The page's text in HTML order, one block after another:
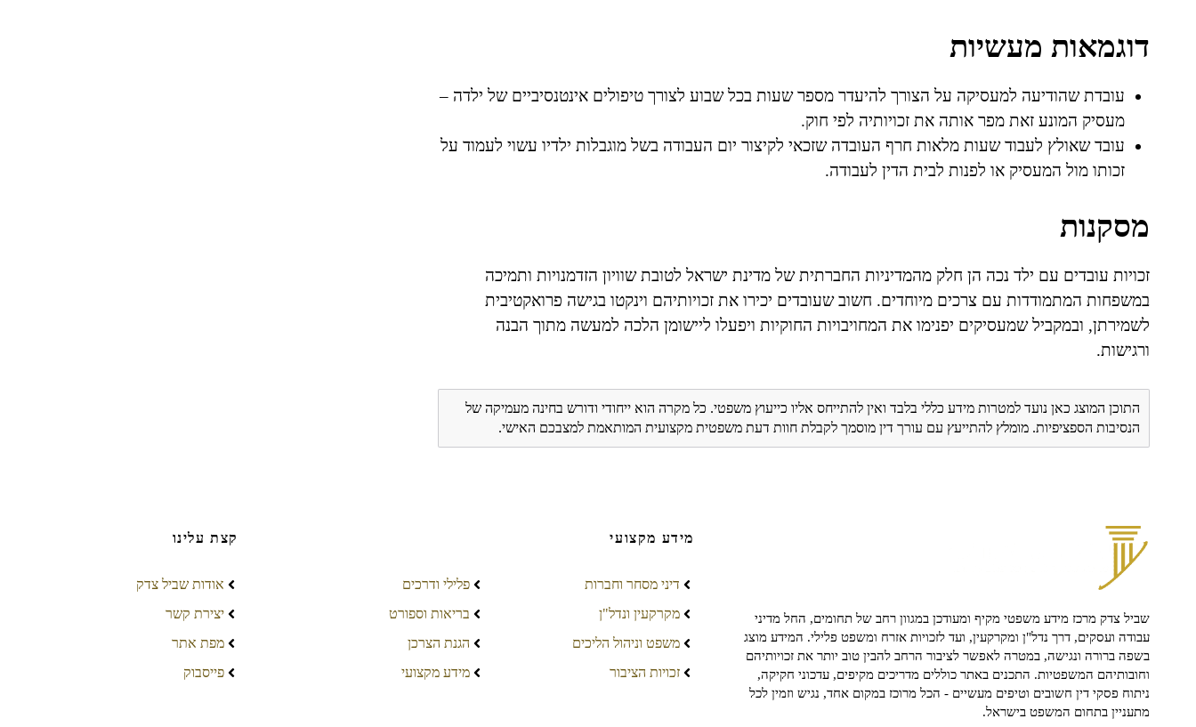
דוגמאות מעשיות
עובדת שהודיעה למעסיקה על הצורך להיעדר מספר שעות בכל שבוע לצורך טיפולים אינטנסיביים של ילדה –
מעסיק המונע זאת מפר אותה את זכויותיה לפי חוק.
עובד שאולץ לעבוד שעות מלאות חרף העובדה שזכאי לקיצור יום העבודה בשל מוגבלות ילדיו עשוי לעמוד על
זכותו מול המעסיק או לפנות לבית הדין לעבודה.
מסקנות
זכויות עובדים עם ילד נכה הן חלק מהמדיניות החברתית של מדינת ישראל לטובת שוויון הזדמנויות ותמיכה
במשפחות המתמודדות עם צרכים מיוחדים. חשוב שעובדים יכירו את זכויותיהם וינקטו בגישה פרואקטיבית
לשמירתן, ובמקביל שמעסיקים יפנימו את המחויבויות החוקיות ויפעלו ליישומן הלכה למעשה מתוך הבנה
ורגישות.
התוכן המוצג כאן נועד למטרות מידע כללי בלבד ואין להתייחס אליו כייעוץ משפטי. כל מקרה הוא ייחודי ודורש בחינה מעמיקה של
הנסיבות הספציפיות. מומלץ להתייעץ עם עורך דין מוסמך לקבלת חוות דעת משפטית מקצועית המותאמת למצבכם האישי.
שביל צדק מרכז מידע משפטי מקיף ומעודכן במגוון רחב של תחומים, החל מדיני
עבודה ועסקים, דרך נדל"ן ומקרקעין, ועד לזכויות אזרח ומשפט פלילי. המידע מוצג
בשפה ברורה ונגישה, במטרה לאפשר לציבור הרחב להבין טוב יותר את זכויותיהם
וחובותיהם המשפטיות. התכנים באתר כוללים מדריכים מקיפים, עדכוני חקיקה,
ניתוח פסקי דין חשובים וטיפים מעשיים - הכל מרוכז במקום אחד, נגיש וזמין לכל
מתעניין בתחום המשפט בישראל.
מידע מקצועי
דיני מסחר וחברות
מקרקעין ונדל"ן
משפט וניהול הליכים
זכויות הציבור
פלילי ודרכים
בריאות וספורט
הגנת הצרכן
מידע מקצועי
קצת עלינו
אודות שביל צדק
יצירת קשר
מפת אתר
פייסבוק